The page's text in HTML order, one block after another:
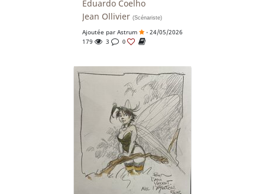
Eduardo Coelho
Jean Ollivier (Scénariste)
Ajoutée par Astrum
- 24/05/2026
179
3 0